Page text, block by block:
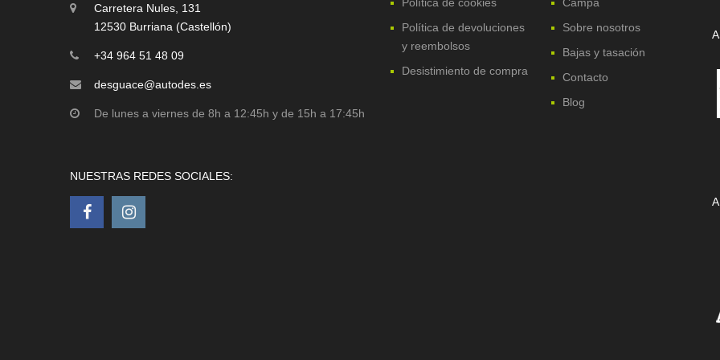
Carretera Nules, 131
12530 Burriana (Castellón)
+34 964 51 48 09
desguace@autodes.es
De lunes a viernes de 8h a 12:45h y de 15h a 17:45h
NUESTRAS REDES SOCIALES:
Política de cookies
Política de devoluciones
y reembolsos
Desistimiento de compra
Campa
Sobre nosotros
Bajas y tasación
Contacto
Blog